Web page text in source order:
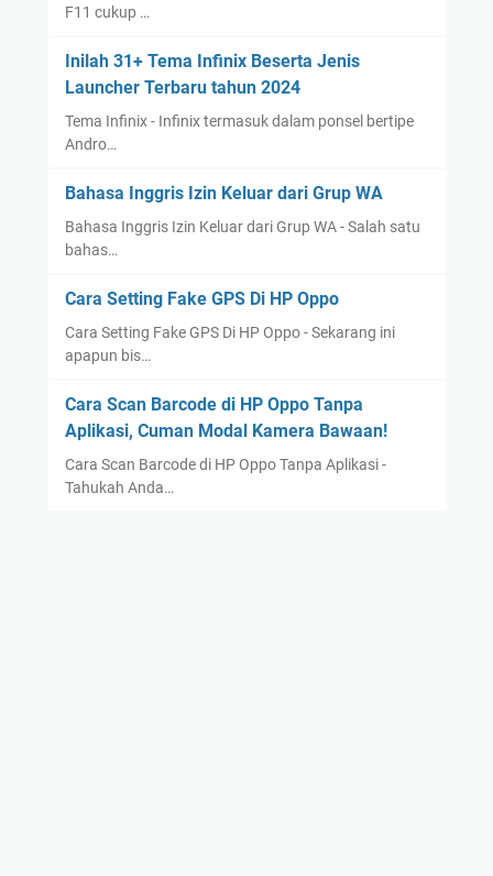
F11 cukup …
Inilah 31+ Tema Infinix Beserta Jenis
Launcher Terbaru tahun 2024
Tema Infinix - Infinix termasuk dalam ponsel bertipe
Andro…
Bahasa Inggris Izin Keluar dari Grup WA
Bahasa Inggris Izin Keluar dari Grup WA - Salah satu
bahas…
Cara Setting Fake GPS Di HP Oppo
Cara Setting Fake GPS Di HP Oppo - Sekarang ini
apapun bis…
Cara Scan Barcode di HP Oppo Tanpa
Aplikasi, Cuman Modal Kamera Bawaan!
Cara Scan Barcode di HP Oppo Tanpa Aplikasi -
Tahukah Anda…